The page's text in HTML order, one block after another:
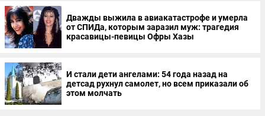
Дважды выжила в авиакатастрофе и умерла
от СПИДа, которым заразил муж: трагедия
красавицы-певицы Офры Хазы
И стали дети ангелами: 54 года назад на
детсад рухнул самолет, но всем приказали об
этом молчать